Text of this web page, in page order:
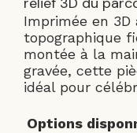
Imprimée en 3D
topographique
montée à la
gravée, cette
idéal pour
Options